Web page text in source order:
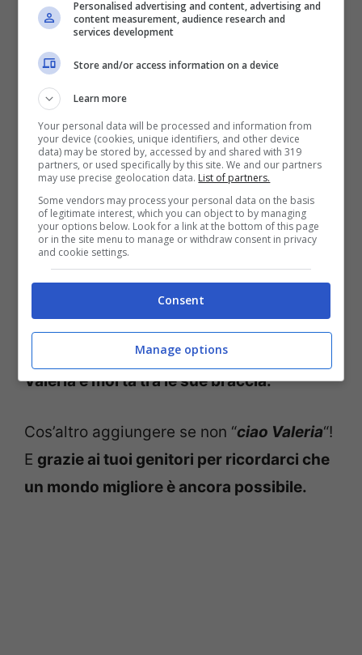
Già ieri
l’ultimo saluto a Valeria nella camera
ardente allestita nel comune di Venezia. E
qui i genitori, il fratello Dario e il fidanzato
Andrea hanno continuato ad offrire di loro
un’immagine composta, discreta, gentile e
civile.
raccontato come sono avvenuti i fatti:
Valeria è morta tra le sue braccia.
Cos’altro aggiungere se non “ciao Valeria“!
E grazie ai tuoi genitori per ricordarci che
un mondo migliore è ancora possibile.
Personalised advertising and content, advertising and
content measurement, audience research and
services development
Store and/or access information on a device
Learn more
Your personal data will be processed and information from
your device (cookies, unique identifiers, and other device
data) may be stored by, accessed by and shared with 319
partners, or used specifically by this site. We and our partners
may use precise geolocation data. List of partners.
Some vendors may process your personal data on the basis
of legitimate interest, which you can object to by managing
your options below. Look for a link at the bottom of this page
or in the site menu to manage or withdraw consent in privacy
and cookie settings.
Consent
Manage options